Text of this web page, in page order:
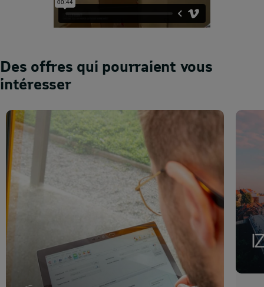
Des offres qui pourraient vous
intéresser